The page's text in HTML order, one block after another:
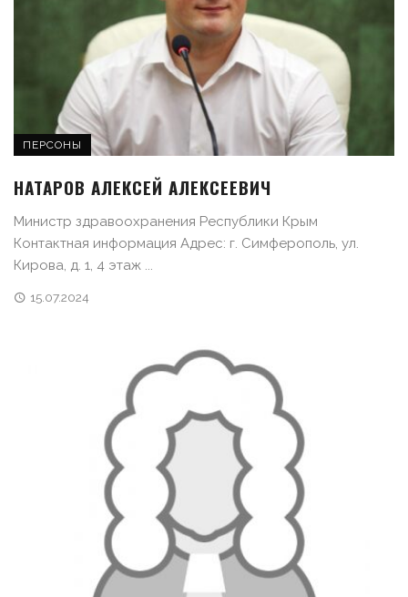
ПЕРСОНЫ
НАТАРОВ АЛЕКСЕЙ АЛЕКСЕЕВИЧ
Министр здравоохранения Республики Крым
Контактная информация Адрес: г. Симферополь, ул.
Кирова, д. 1, 4 этаж ...
15.07.2024